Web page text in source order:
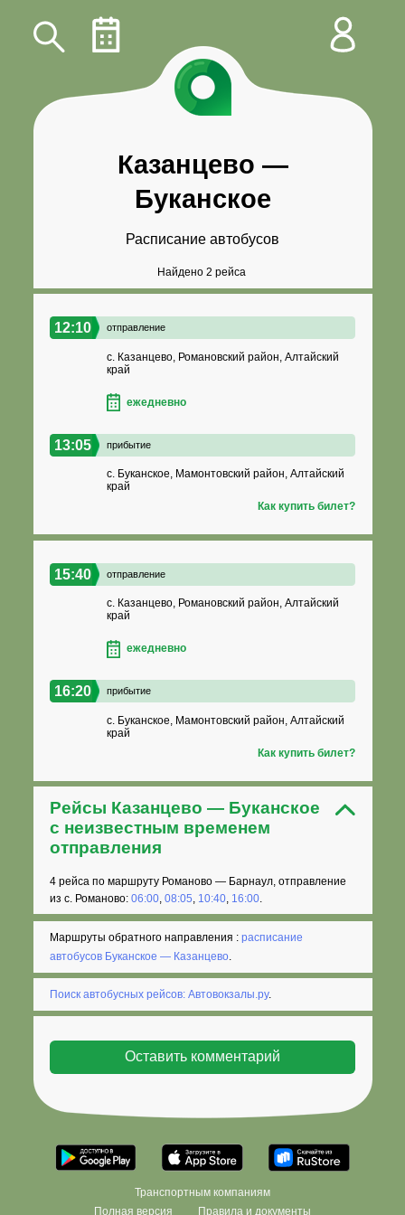
Казанцево —
Буканское
Расписание автобусов
Найдено 2 рейса
12:10 отправление
с. Казанцево, Романовский район, Алтайский
край
ежедневно
13:05 прибытие
с. Буканское, Мамонтовский район, Алтайский
край
Как купить билет?
15:40 отправление
с. Казанцево, Романовский район, Алтайский
край
ежедневно
16:20 прибытие
с. Буканское, Мамонтовский район, Алтайский
край
Как купить билет?
Рейсы Казанцево — Буканское
с неизвестным временем
отправления
4 рейса по маршруту Романово — Барнаул, отправление
из с. Романово:06:00,08:05, 10:40, 16:00.
Маршруты обратного направления :расписание
автобусов Буканское — Казанцево
Поиск автобусных рейсов: Автовокзалы.ру.
Транспортным компаниям
Полная версия
Правила и документы